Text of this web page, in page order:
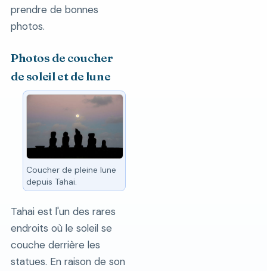
prendre de bonnes
photos.
Photos de coucher
de soleil et de lune
Coucher de pleine lune
depuis Tahai.
Tahai est l'un des rares
endroits où le soleil se
couche derrière les
statues. En raison de son